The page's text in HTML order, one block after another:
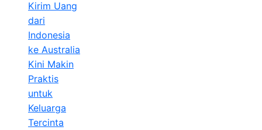
Kirim Uang
dari
Indonesia
ke Australia
Kini Makin
Praktis
untuk
Keluarga
Tercinta